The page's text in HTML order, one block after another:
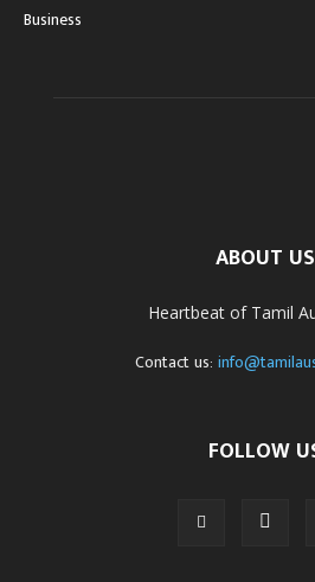
Business
ABOUT US
Heartbeat of Tamil
Contact us:
FOLLOW